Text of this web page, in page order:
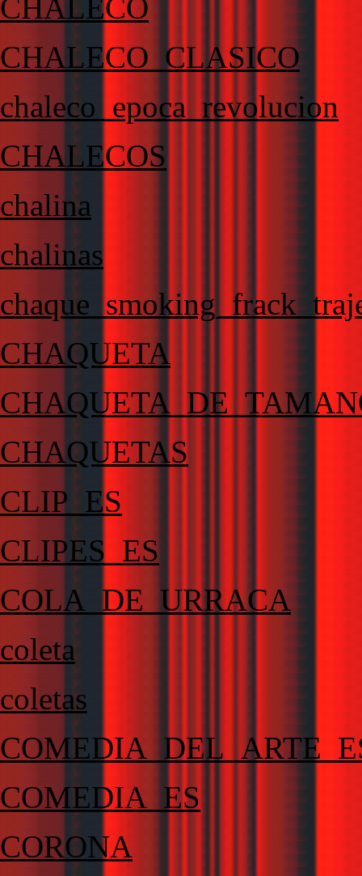
CHALECO
CHALECO_CLASICO
chaleco_epoca_revolucion
CHALECOS
chalina
chalinas
CHAQUETA
CHAQUETAS
CLIP_ES
CLIPES_ES
COLA_DE_URRACA
coleta
coletas
COMEDIA_ES
CORONA